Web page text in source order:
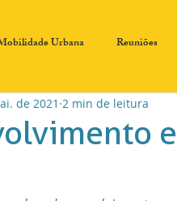
Urbana Reuniões
a Fome Comissão de
de 2021 2 min de leitura